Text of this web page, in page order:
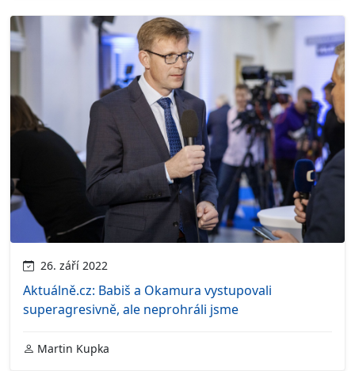
26. září 2022
Aktuálně.cz: Babiš a Okamura vystupovali
superagresivně, ale neprohráli jsme
Martin Kupka